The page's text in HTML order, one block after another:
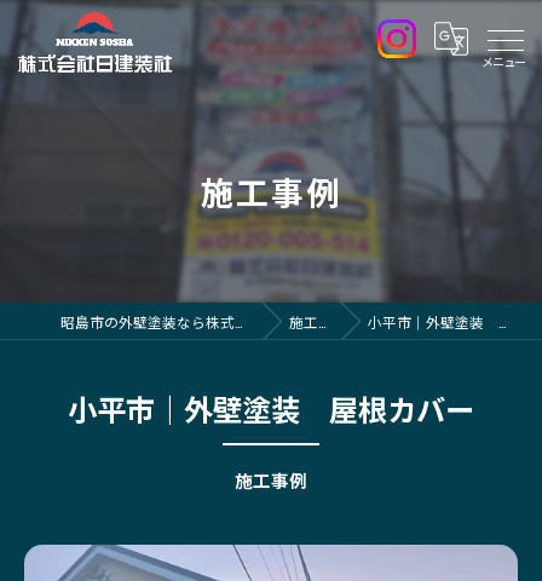
施工事例
施工事例 小平市｜外壁塗装 屋根カバー
施工事例
小平市｜外壁塗装 屋根カバー